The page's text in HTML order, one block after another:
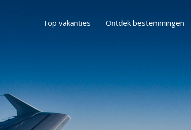
Top vakanties Ontdek bestemmingen